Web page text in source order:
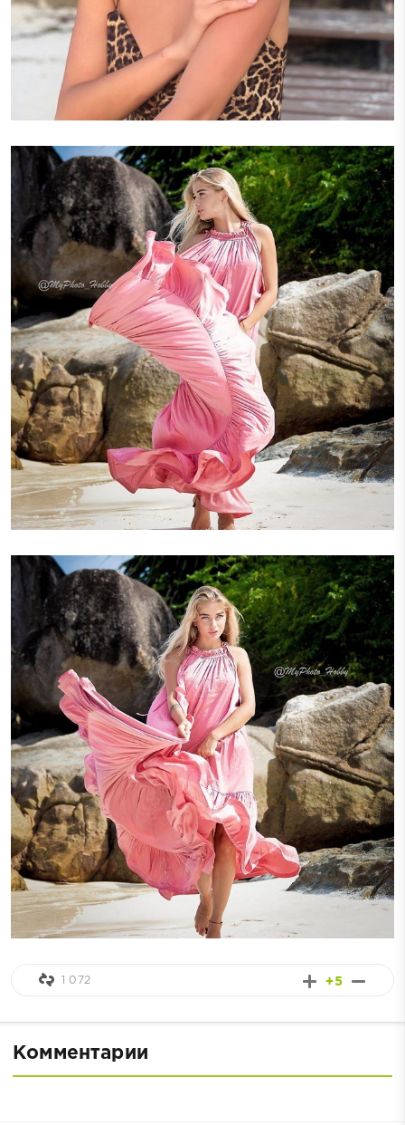
+5
1 072
Комментарии